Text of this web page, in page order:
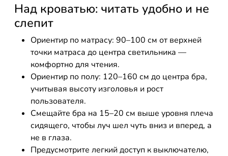
Над кроватью: читать удобно и не
слепит
Ориентир по матрасу: 90–100 см от верхней
точки матраса до центра светильника —
комфортно для чтения.
Ориентир по полу: 120–160 см до центра бра,
учитывая высоту изголовья и рост
пользователя.
Смещайте бра на 15–20 см выше уровня плеча
сидящего, чтобы луч шел чуть вниз и вперед, а
не в глаза.
Предусмотрите легкий доступ к выключателю,